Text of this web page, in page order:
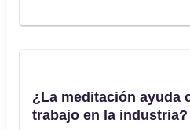
¿La meditación ayuda
trabajo en la industria?